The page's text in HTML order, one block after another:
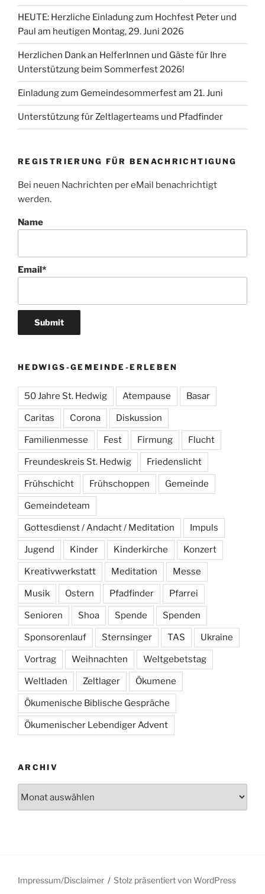
HEUTE: Herzliche Einladung zum Hochfest Peter und
Paul am heutigen Montag, 29. Juni 2026
Herzlichen Dank an HelferInnen und Gäste für Ihre
Unterstützung beim Sommerfest 2026!
Einladung zum Gemeindesommerfest am 21. Juni
Unterstützung für Zeltlagerteams und Pfadfinder
REGISTRIERUNG FÜR BENACHRICHTIGUNG
Bei neuen Nachrichten per eMail benachrichtigt
werden.
Name
Email*
HEDWIGS-GEMEINDE-ERLEBEN
50 Jahre St. Hedwig Atempause Basar
Caritas Corona Diskussion
Familienmesse Fest Firmung Flucht
Freundeskreis St. Hedwig Friedenslicht
Frühschicht Frühschoppen Gemeinde
Gemeindeteam
Gottesdienst / Andacht / Meditation Impuls
Jugend Kinder Kinderkirche Konzert
Kreativwerkstatt Meditation Messe
Musik Ostern Pfadfinder Pfarrei
Senioren Shoa Spende Spenden
Sponsorenlauf Sternsinger TAS Ukraine
Vortrag Weihnachten Weltgebetstag
Weltladen Zeltlager Ökumene
Ökumenische Biblische Gespräche
Ökumenischer Lebendiger Advent
ARCHIV
Impressum/Disclaimer Stolz präsentiert von WordPress